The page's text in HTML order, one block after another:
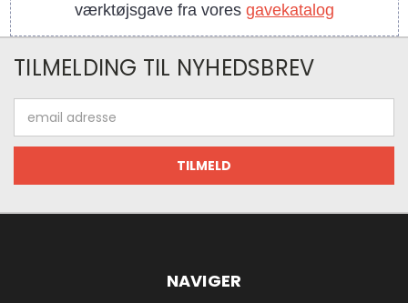
værktøjsgave fra vores gavekatalog
TILMELDING TIL NYHEDSBREV
adresse
NAVIGER